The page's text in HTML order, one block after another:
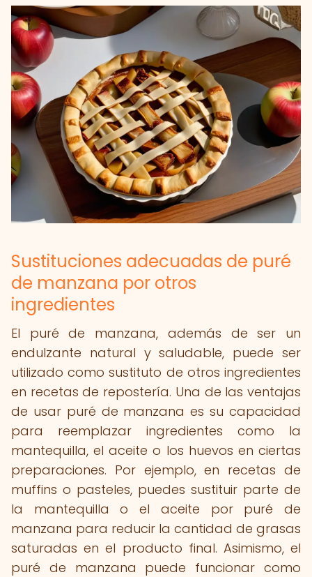
Sustituciones adecuadas de puré
de manzana por otros
ingredientes
El puré de manzana, además de ser un
endulzante natural y saludable, puede ser
utilizado como sustituto de otros ingredientes
en recetas de repostería. Una de las ventajas
de usar puré de manzana es su capacidad
para reemplazar ingredientes como la
mantequilla, el aceite o los huevos en ciertas
preparaciones. Por ejemplo, en recetas de
muffins o pasteles, puedes sustituir parte de
la mantequilla o el aceite por puré de
manzana para reducir la cantidad de grasas
saturadas en el producto final. Asimismo, el
puré de manzana puede funcionar como